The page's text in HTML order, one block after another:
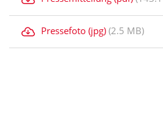
Pressefoto (jpg) (2.5 MB)